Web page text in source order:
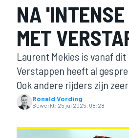
MOTOGP
NA
MET
Laurent Mekies is vanaf dit
Verstappen heeft al
Ook andere rijders zijn
Ronald Vording
Bewerkt: 25 jul 2025, 08:28